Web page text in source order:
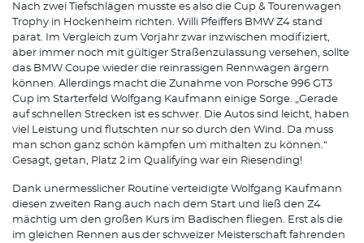
Nach zwei Tiefschlägen musste es also die Cup & Tourenwagen
Trophy in Hockenheim richten. Willi Pfeiffers BMW Z4 stand
parat. Im Vergleich zum Vorjahr zwar inzwischen modifiziert,
aber immer noch mit gültiger Straßenzulassung versehen, sollte
das BMW Coupe wieder die reinrassigen Rennwagen ärgern
können. Allerdings macht die Zunahme von Porsche 996 GT3
Cup im Starterfeld Wolfgang Kaufmann einige Sorge. „Gerade
auf schnellen Strecken ist es schwer. Die Autos sind leicht, haben
viel Leistung und flutschten nur so durch den Wind. Da muss
man schon ganz schön kämpfen um mithalten zu können.“
Gesagt, getan, Platz 2 im Qualifying war ein Riesending!
Dank unermesslicher Routine verteidigte Wolfgang Kaufmann
diesen zweiten Rang auch nach dem Start und ließ den Z4
mächtig um den großen Kurs im Badischen fliegen. Erst als die
im gleichen Rennen aus der schweizer Meisterschaft fahrenden